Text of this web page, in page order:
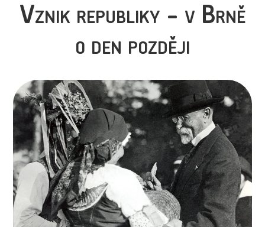
Vznik republiky - v Brně
o den později